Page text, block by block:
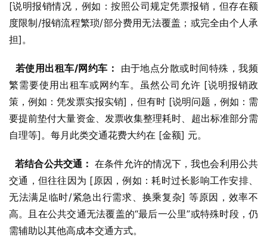
[说明报销情况，例如：按照公司规定凭票报销，但存在额
度限制/报销流程繁琐/部分费用无法覆盖；或完全由个人承
担]。
若使用出租车/网约车：
由于地点分散或时间特殊，我频
繁需要使用出租车或网约车。虽然公司允许 [说明报销政
策，例如：凭发票实报实销]，但有时 [说明问题，例如：需
要提前垫付大量资金、发票收集整理耗时、超出标准部分需
自理等]。每月此类交通花费大约在 [金额] 元。
若结合公共交通： 在条件允许的情况下，我也会利用公共
交通，但往往因为 [原因，例如：耗时过长影响工作安排、
无法满足临时/紧急出行需求、换乘复杂] 等原因，效率不
高。且在公共交通无法覆盖的“最后一公里”或特殊时段，仍
需辅助以其他高成本交通方式。